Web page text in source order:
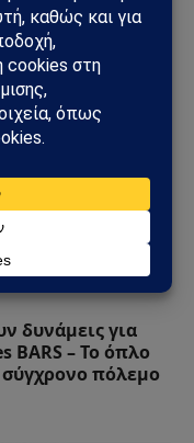
δυνάμεις για
– Το όπλο
πόλεμο